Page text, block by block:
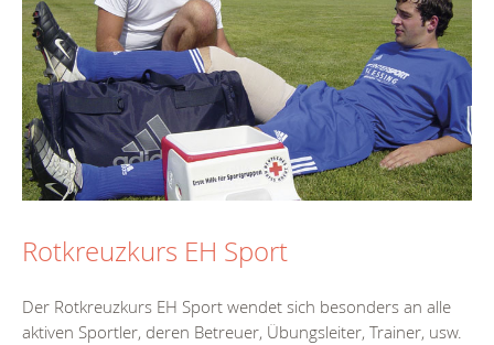
Rotkreuzkurs EH Sport
Der Rotkreuzkurs EH Sport wendet sich besonders an alle
aktiven Sportler, deren Betreuer, Übungsleiter, Trainer, usw.